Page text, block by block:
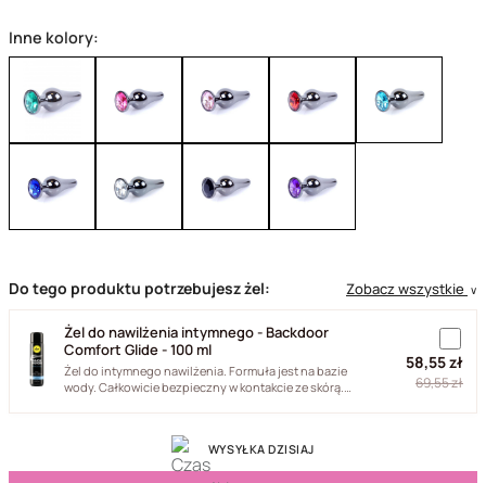
Inne kolory:
Do tego produktu potrzebujesz żel: Zobacz wszystkie ∨
Żel do nawilżenia intymnego - Backdoor
Comfort Glide - 100 ml
Żel do intymnego nawilżenia. Formuła jest na bazie
wody. Całkowicie bezpieczny w kontakcie ze skórą.
58,55 zł
69,55 zł
WYSYŁKA DZISIAJ